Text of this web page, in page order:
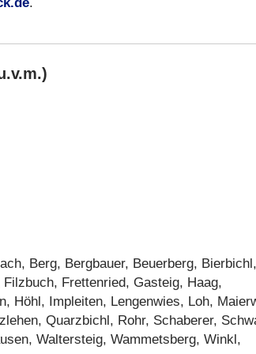
Berg, Bergbauer, Beuerberg, Bierbichl,
Frettenried, Gasteig, Haag,
Höhl, Impleiten, Lengenwies, Loh,
Quarzbichl, Rohr, Schaberer,
Waltersteig, Wammetsberg, Winkl,